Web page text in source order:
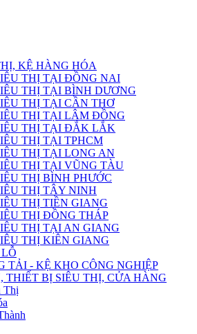
KỆ HÀNG HÓA
THỊ TẠI ĐỒNG NAI
THỊ TẠI BÌNH DƯƠNG
THỊ TẠI CẦN THƠ
THỊ TẠI LÂM ĐỒNG
THỊ TẠI ĐẮK LẮK
THỊ TẠI TPHCM
THỊ TẠI LONG AN
THỊ TẠI VŨNG TÀU
THỊ BÌNH PHƯỚC
THỊ TÂY NINH
THỊ TIỀN GIANG
THỊ ĐỒNG THÁP
THỊ TẠI AN GIANG
THỊ KIÊN GIANG
TẢI - KỆ KHO CÔNG NGHIỆP
THIẾT BỊ SIÊU THỊ, CỬA HÀNG
Thị